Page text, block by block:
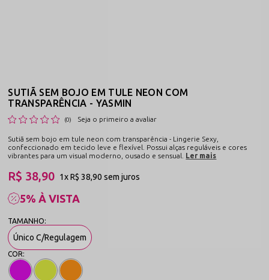
SUTIÃ SEM BOJO EM TULE NEON COM
TRANSPARÊNCIA - YASMIN
(0) Seja o primeiro a avaliar
Sutiã sem bojo em tule neon com transparência - Lingerie Sexy,
confeccionado em tecido leve e flexível. Possui alças reguláveis e cores
vibrantes para um visual moderno, ousado e sensual.
Ler mais
5% À VISTA
R$ 38,90 1xR$ 38,90sem juros
Único C/Regulagem